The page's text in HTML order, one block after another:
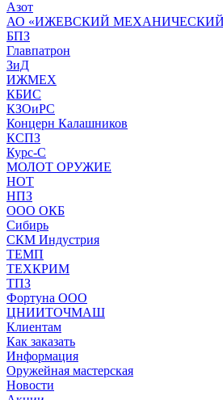
Азот
АО «ИЖЕВСКИЙ МЕХАНИЧЕСКИЙ
БПЗ
Главпатрон
ЗиД
ИЖМЕХ
КБИС
КЗОиРС
Концерн Калашников
КСПЗ
Курс-С
МОЛОТ ОРУЖИЕ
НОТ
НПЗ
ООО ОКБ
Сибирь
СКМ Индустрия
ТЕМП
ТЕХКРИМ
ТПЗ
Фортуна ООО
ЦНИИТОЧМАШ
Клиентам
Как заказать
Информация
Оружейная мастерская
Новости